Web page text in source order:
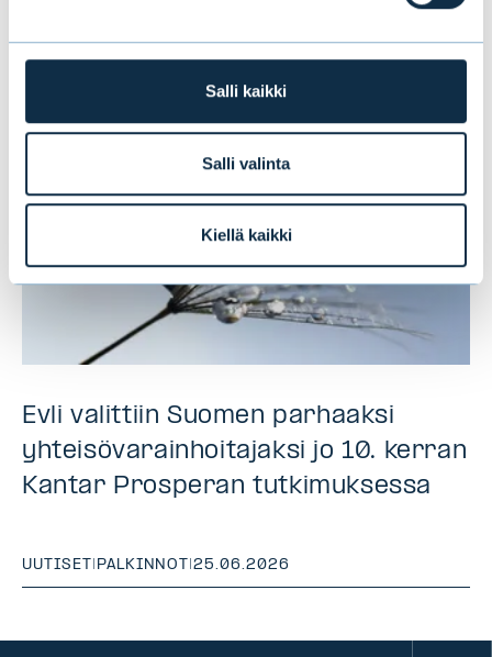
Salli kaikki
Salli valinta
Kiellä kaikki
Evli valittiin Suomen parhaaksi
yhteisövarainhoitajaksi jo 10. kerran
Kantar Prosperan tutkimuksessa
UUTISET | PALKINNOT |25.06.2026